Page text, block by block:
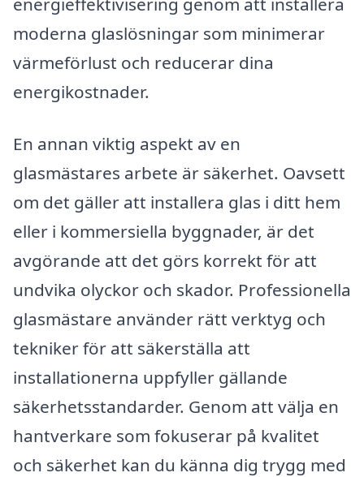
moderna glaslösningar som minimerar
värmeförlust och reducerar dina
energikostnader.
En annan viktig aspekt av en
glasmästares arbete är säkerhet. Oavsett
om det gäller att installera glas i ditt hem
eller i kommersiella byggnader, är det
avgörande att det görs korrekt för att
undvika olyckor och skador. Professionella
glasmästare använder rätt verktyg och
tekniker för att säkerställa att
installationerna uppfyller gällande
säkerhetsstandarder. Genom att välja en
hantverkare som fokuserar på kvalitet
och säkerhet kan du känna dig trygg med